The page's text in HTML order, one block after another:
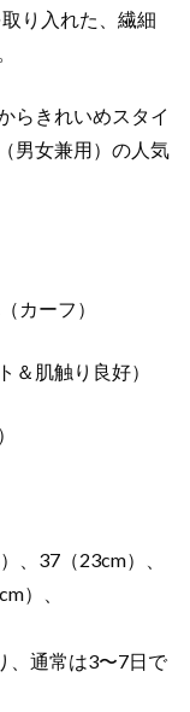
り入れた、繊細
らきれいめスタイ
男女兼用）の人気
カーフ）
＆肌触り良好）
、37（23cm）、
）、
、通常は3〜7日で